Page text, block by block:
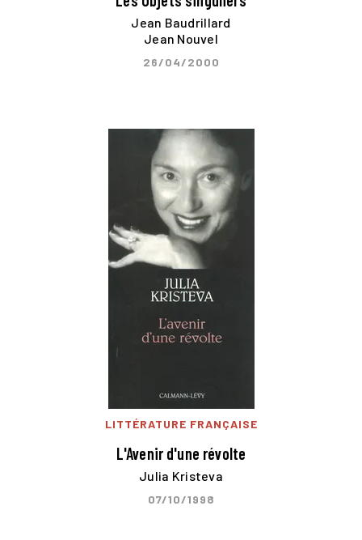
Jean Baudrillard
Jean Nouvel
26/04/2000
LITTÉRATURE FRANÇAISE
L'Avenir d'une révolte
Julia Kristeva
07/10/1998